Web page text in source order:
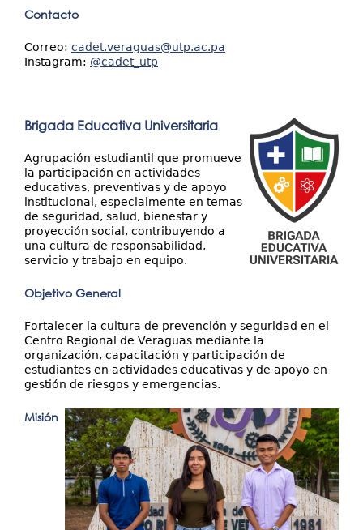
Contacto
Correo: cadet.veraguas@utp.ac.pa
Instagram: @cadet_utp
Brigada Educativa Universitaria
Agrupación estudiantil que promueve
la participación en actividades
educativas, preventivas y de apoyo
institucional, especialmente en temas
de seguridad, salud, bienestar y
proyección social, contribuyendo a
una cultura de responsabilidad,
servicio y trabajo en equipo.
Objetivo General
Fortalecer la cultura de prevención y seguridad en el
Centro Regional de Veraguas mediante la
organización, capacitación y participación de
estudiantes en actividades educativas y de apoyo en
gestión de riesgos y emergencias.
Misión